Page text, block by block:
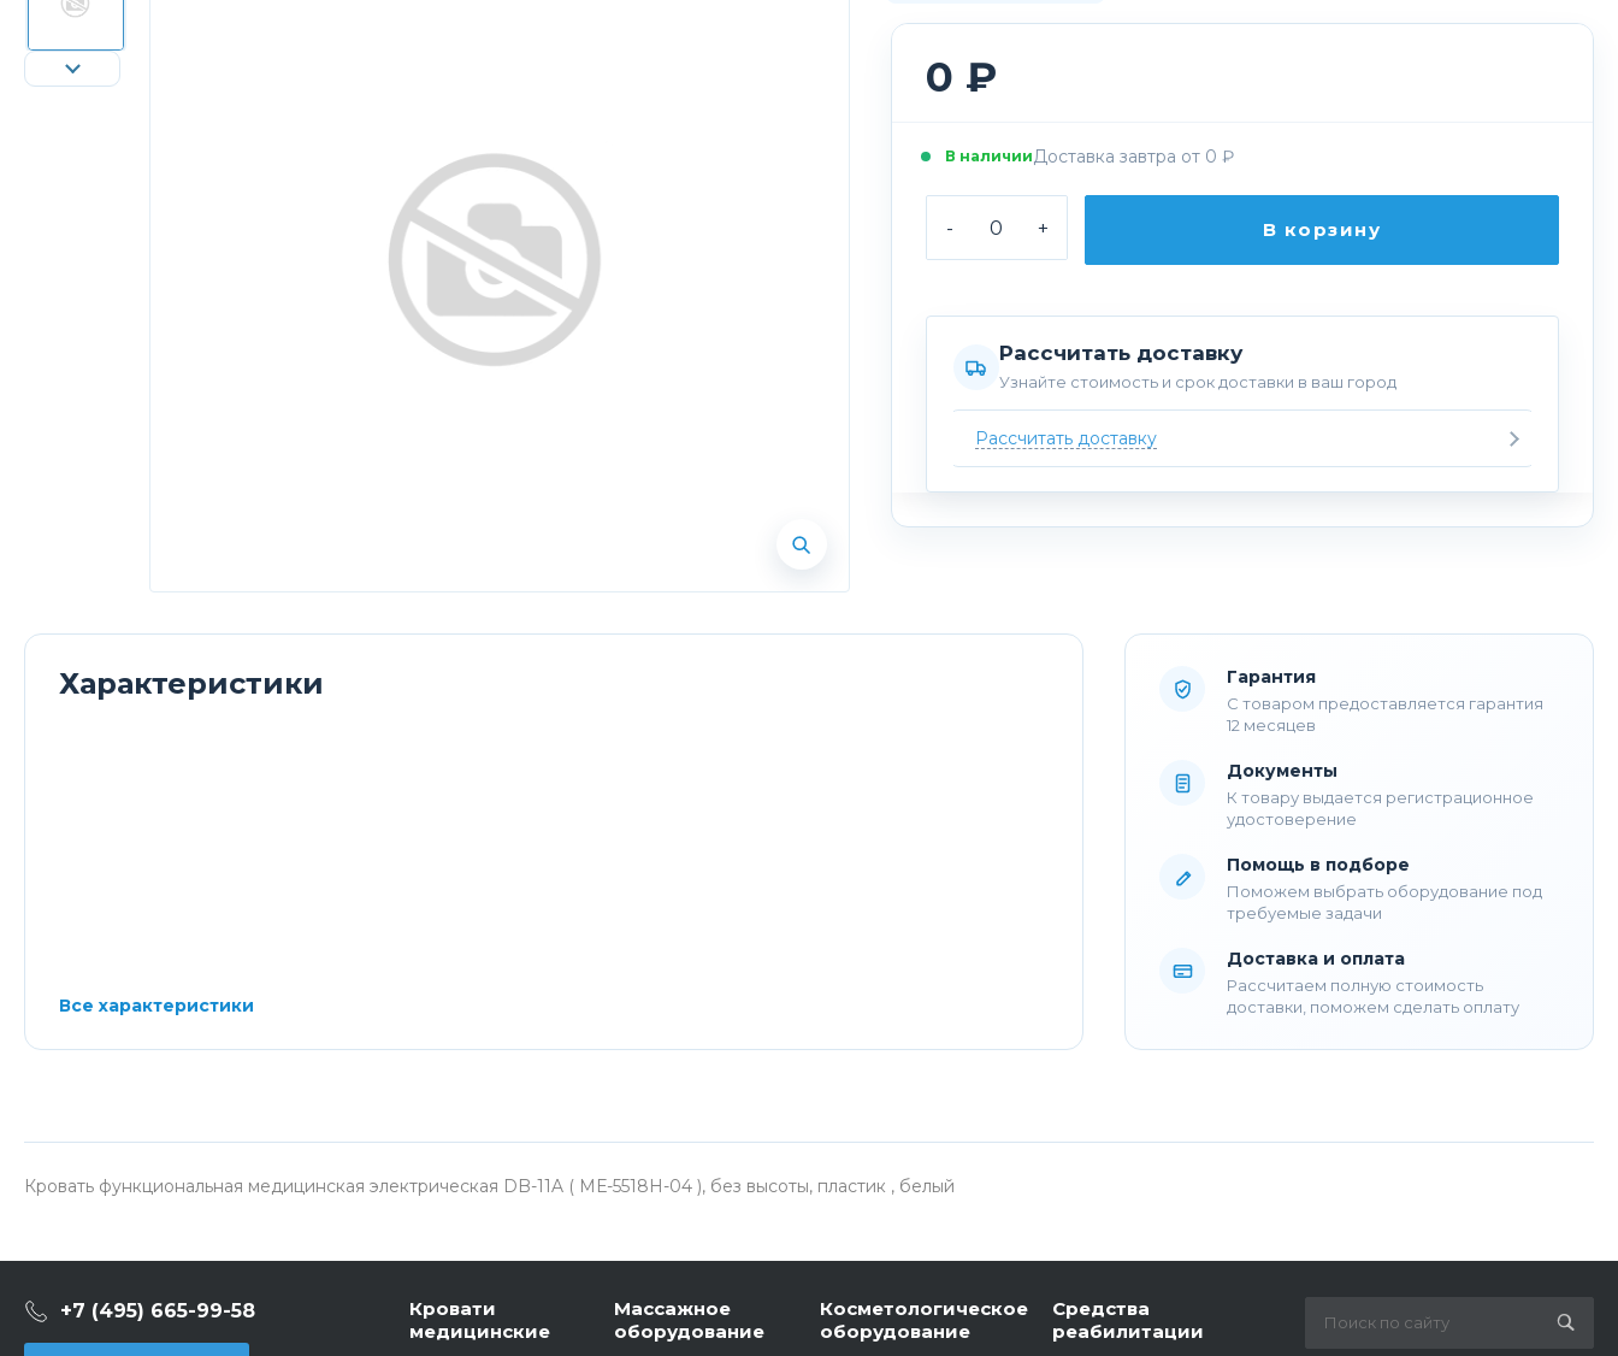
0 ₽
В наличииДоставка завтра от 0 ₽
- + В корзину
Рассчитать доставку
Узнайте стоимость и срок доставки в ваш город
Рассчитать доставку
Характеристики
Все характеристики
Гарантия
С товаром предоставляется гарантия
12 месяцев
Документы
К товару выдается регистрационное
удостоверение
Помощь в подборе
Поможем выбрать оборудование под
требуемые задачи
Доставка и оплата
Рассчитаем полную стоимость
доставки, поможем сделать оплату
Кровать функциональная медицинская электрическая DB-11A ( МЕ-5518Н-04 ), без высоты, пластик , белый
+7 (495) 665-99-58
Кровати
медицинские
Массажное
оборудование
Косметологическое
оборудование
Средства
реабилитации